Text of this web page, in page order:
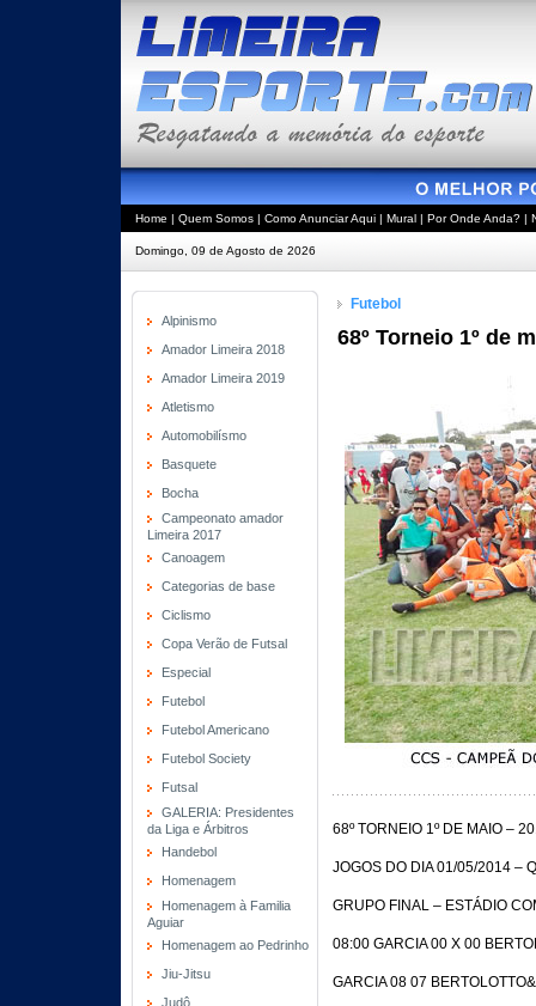
Home | Quem Somos | Como Anunciar Aqui | Mural | Por Onde Anda? |
Domingo, 09 de Agosto de 2026
Alpinismo
Amador Limeira 2018
Amador Limeira 2019
Atletismo
Automobilísmo
Basquete
Bocha
Campeonato amador
Limeira 2017
Canoagem
Categorias de base
Ciclismo
Copa Verão de Futsal
Especial
Futebol
Futebol Americano
Futebol Society
Futsal
GALERIA: Presidentes
da Liga e Árbitros
Handebol
Homenagem
Homenagem à Familia
Aguiar
Homenagem ao Pedrinho
Jiu-Jitsu
Judô
Futebol
68º Torneio 1º de
68º TORNEIO 1º DE MAIO –
JOGOS DO DIA 01/05/2014 –
GRUPO FINAL – ESTÁDIO
08:00 GARCIA 00 X 00
GARCIA 08 07